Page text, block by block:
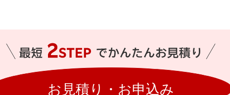
お見積り・お申込み